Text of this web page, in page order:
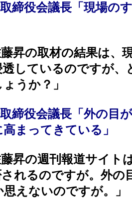
締役会議長「現場の
藤昇の取材の結果は、
しているのですが、
うか？」
締役会議長「外の目
まってきている」
藤昇の週刊報道サイト
れるのですが。外の
えないのですが。」